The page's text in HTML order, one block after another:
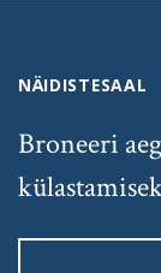
NÄIDISTESAAL
Broneeri